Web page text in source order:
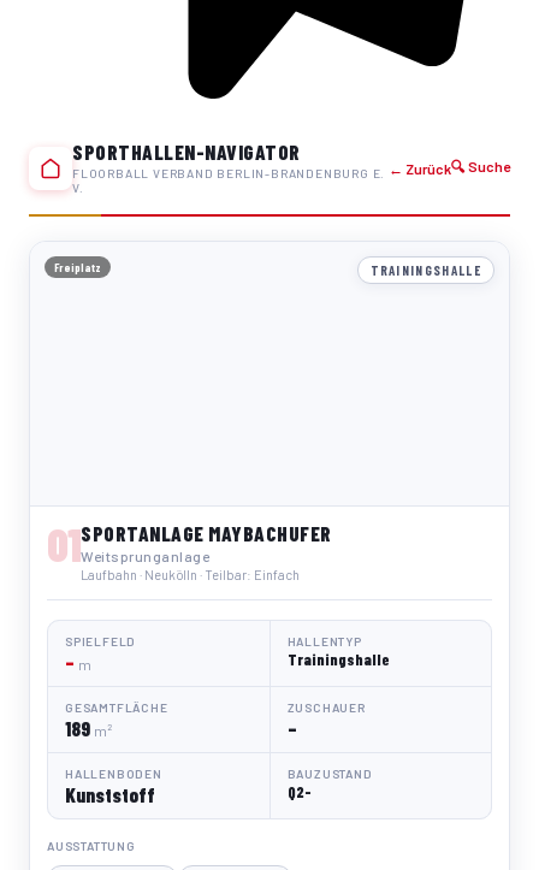
SPORTHALLEN-NAVIGATOR
FLOORBALL VERBAND BERLIN-BRANDENBURG E.
V.
← Zurück🔍 Suche
TRAININGSHALLE
Freiplatz
01SPORTANLAGE MAYBACHUFER
Weitsprunganlage
Laufbahn · Neukölln · Teilbar: Einfach
SPIELFELD
– m
HALLENTYP
Trainingshalle
GESAMTFLÄCHE
189 m²
ZUSCHAUER
–
HALLENBODEN
Kunststoff
BAUZUSTAND
Q2-
AUSSTATTUNG